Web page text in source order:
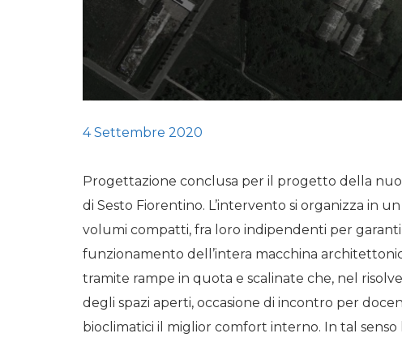
4 Settembre 2020
Progettazione conclusa per il progetto della
di Sesto Fiorentino. L’intervento si organizza in
volumi compatti, fra loro indipendenti per
funzionamento dell’intera macchina
tramite rampe in quota e scalinate che, nel
degli spazi aperti, occasione di incontro per
bioclimatici il miglior comfort interno. In tal
video del terzo talk di
HEADQUARTERS
REMIX